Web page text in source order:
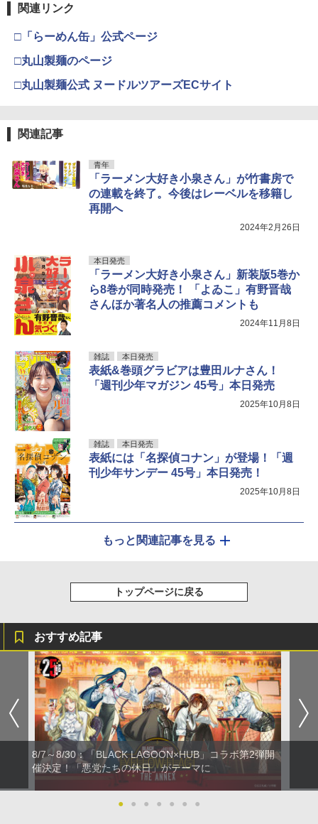
関連リンク
□「らーめん缶」公式ページ
□丸山製麺のページ
□丸山製麺公式 ヌードルツアーズECサイト
関連記事
青年
「ラーメン大好き小泉さん」が竹書房で
の連載を終了。今後はレーベルを移籍し
再開へ
2024年2月26日
本日発売
「ラーメン大好き小泉さん」新装版5巻か
ら8巻が同時発売！ 「よゐこ」有野晋哉
さんほか著名人の推薦コメントも
2024年11月8日
雑誌 本日発売
表紙&巻頭グラビアは豊田ルナさん！
「週刊少年マガジン 45号」本日発売
2025年10月8日
雑誌 本日発売
表紙には「名探偵コナン」が登場！「週
刊少年サンデー 45号」本日発売！
2025年10月8日
もっと関連記事を見る
トップページに戻る
おすすめ記事
8/7～8/30：「BLACK LAGOON×HUB」コラボ第2弾開
催決定！「悪党たちの休日」がテーマに
● ● ● ● ● ● ●